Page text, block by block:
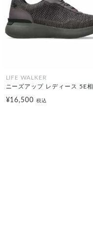
LIFE WALKER
ニーズアップ レディース 5E
¥16,500税込